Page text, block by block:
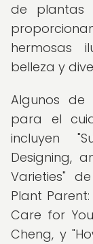
de plantas
hermosas
belleza y
Algunos de
para el
incluyen
Designing,
Varieties"
Plant
Care for
Cheng, y